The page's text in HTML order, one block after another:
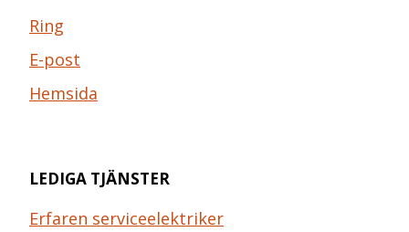
Ring
E-post
Hemsida
LEDIGA TJÄNSTER
Erfaren serviceelektriker